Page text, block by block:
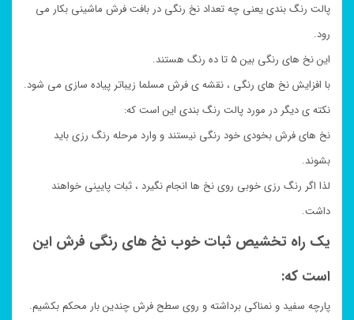
پالت رنگ بندی یعنی چه تعداد نخ رنگی در بافت فرش ماشینی بکار می
رود.
این نخ های رنگی بین ۵ تا ده رنگ هستند.
با افزایش نخ های رنگی ، نقشه ی فرش مسلما زیباتر پیاده سازی می شود.
نکته ی دیگر در مورد پالت رنگ بندی این است که:
نخ های فرش بخودی خود رنگی نیستند و وارد مرحله رنگ رزی باید
بشوند.
لذا اگر رنگ رزی خوبی روی نخ ها انجام نگیرد ، ثبات پایینی خواهند
داشت.
یک راه تخشیص ثبات خوب نخ های رنگی فرش این
است که:
پارچه سفید و نمناکی برداشته و روی سطح فرش چندین بار محکم بکشیم.